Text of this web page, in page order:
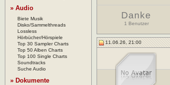
» Audio
Biete Musik
Disko/Sammelthreads
Lossless
Hörbücher/Hörspiele
Top 30 Sampler Charts
Top 50 Alben Charts
Top 100 Single Charts
Soundtracks
Suche Audio
» Dokumente
Danke
1 Benutzer
11.06.26, 21:00